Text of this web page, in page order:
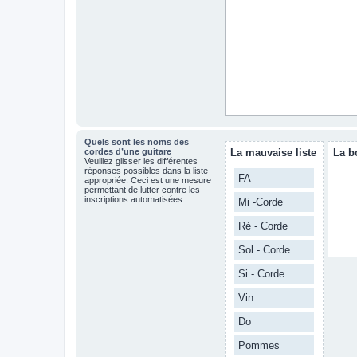
Quels sont les noms des
cordes d’une guitare
Veuillez glisser les différentes
réponses possibles dans la liste
appropriée. Ceci est une mesure
permettant de lutter contre les
inscriptions automatisées.
La mauvaise liste
FA
Mi -Corde
Ré - Corde
Sol - Corde
Si - Corde
Vin
Do
Pommes
La